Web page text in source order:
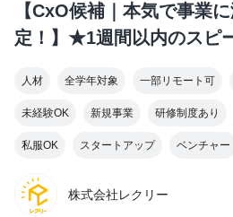
【CxO候補｜本気で事業
定！】★1週間以内のスピ
人材 全学年対象 一部リモート可
未経験OK 新規事業 研修制度あり
私服OK スタートアップ ベンチャー
株式会社レクリー